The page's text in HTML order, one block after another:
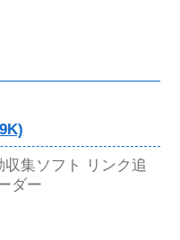
集ソフト リンク追
ダー